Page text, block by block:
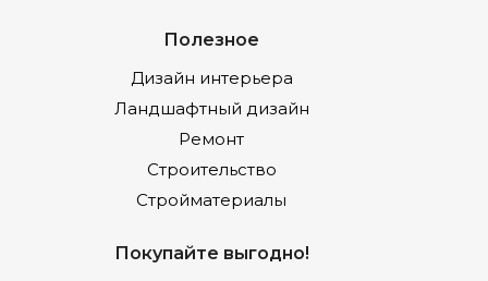
Полезное
Дизайн интерьера
Ландшафтный дизайн
Ремонт
Строительство
Стройматериалы
Покупайте выгодно!